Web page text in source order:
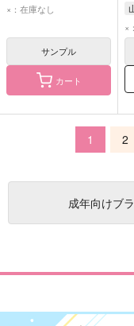
×：在庫なし
サンプル
カート
×
1 2
成年向けブ